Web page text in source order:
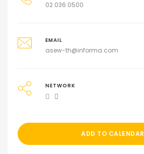
02 036 0500
EMAIL
asew-th@informa.com
NETWORK
ADD TO CALENDAR